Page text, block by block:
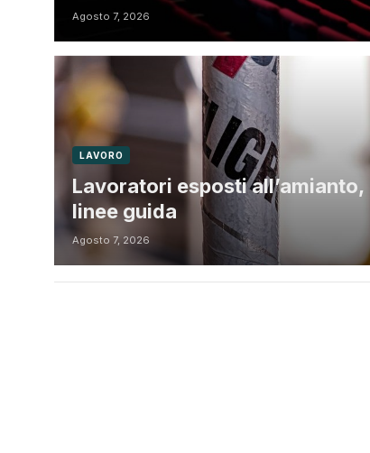
Agosto 7, 2026
LAVORO
Lavoratori esposti all’amianto,
linee guida
Agosto 7, 2026